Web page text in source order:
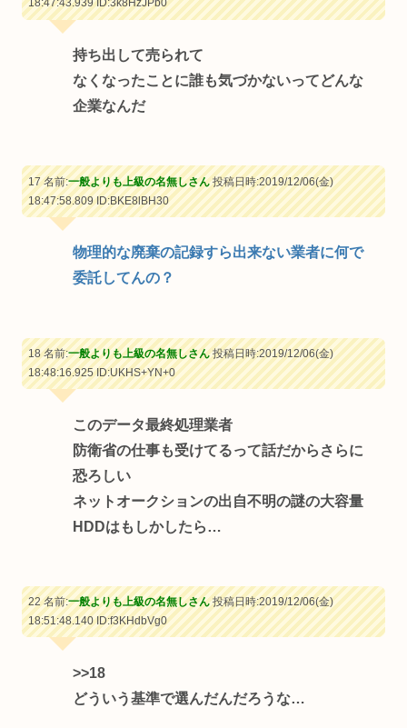
18:47:43.939ID:3k8HzJPb0
持ち出して売られて
なくなったことに誰も気づかないってどんな
企業なんだ
17 名前:一般よりも上級の名無しさん投稿日時:2019/12/06(金)
18:47:58.809ID:BKE8lBH30
物理的な廃棄の記録すら出来ない業者に何で
委託してんの？
18 名前:一般よりも上級の名無しさん投稿日時:2019/12/06(金)
18:48:16.925ID:UKHS+YN+0
このデータ最終処理業者
防衛省の仕事も受けてるって話だからさらに
恐ろしい
ネットオークションの出自不明の謎の大容量
HDDはもしかしたら…
22 名前:一般よりも上級の名無しさん投稿日時:2019/12/06(金)
18:51:48.140ID:f3KHdbVg0
>>18
どういう基準で選んだんだろうな…